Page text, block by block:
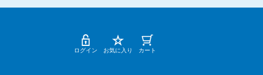
ログイン お気に入り カート